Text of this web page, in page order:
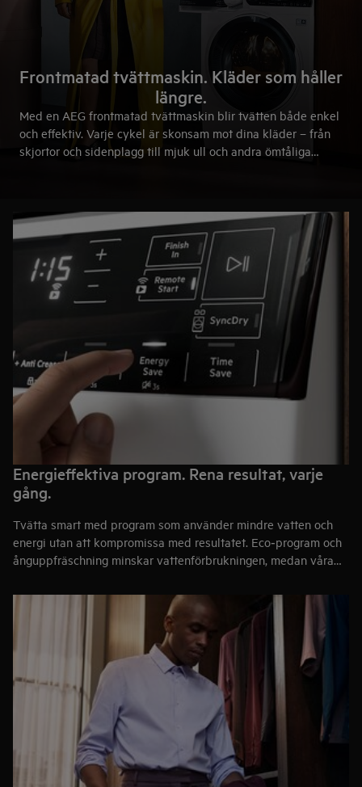
Frontmatad tvättmaskin. Kläder som håller
längre.
Med en AEG frontmatad tvättmaskin blir tvätten både enkel
och effektiv. Varje cykel är skonsam mot dina kläder – från
skjortor och sidenplagg till mjuk ull och andra ömtåliga
Energieffektiva program. Rena resultat, varje
gång.
Tvätta smart med program som använder mindre vatten och
energi utan att kompromissa med resultatet. Eco‑program och
ånguppfräschning minskar vattenförbrukningen, medan våra
tvättmedel, vatten och energi efter tvättens vikt – för rena,
fräscha kläder på ett enkelt och effektivt sätt.